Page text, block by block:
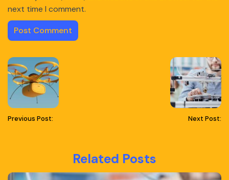
next time I comment.
Previous Post: Next Post:
Related Posts